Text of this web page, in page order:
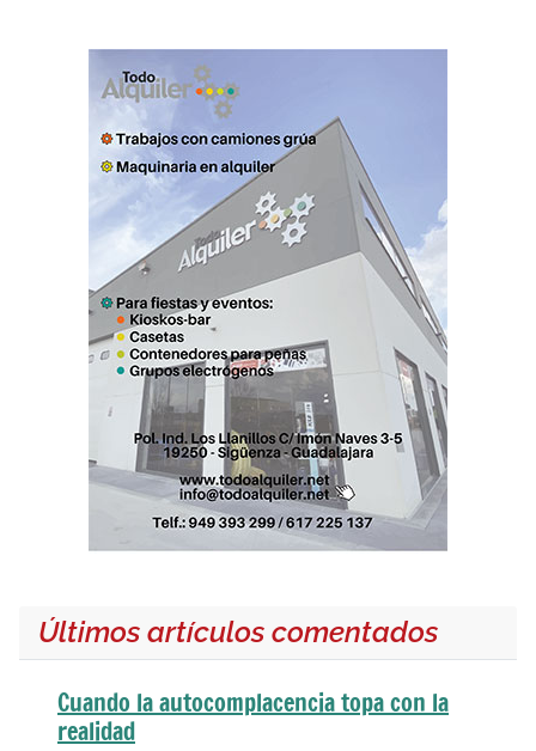
Últimos artículos comentados
Cuando la autocomplacencia topa con la
realidad